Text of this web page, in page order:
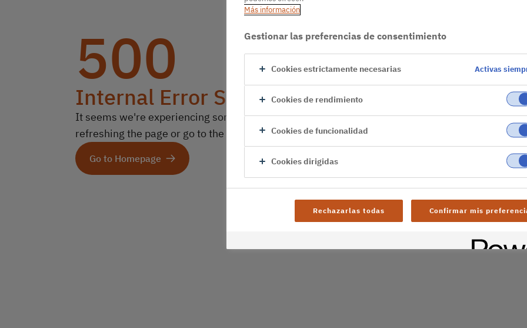
500
Internal Error Server
It seems we're experiencing some technical difficulties. Try
refreshing the page or go to the homepage
Go to Homepage
Más información
Gestionar las preferencias de consentimiento
Cookies estrictamente necesarias Activas
Cookies de rendimiento
Cookies de funcionalidad
Cookies dirigidas
Rechazarlas todas Confirmar mis